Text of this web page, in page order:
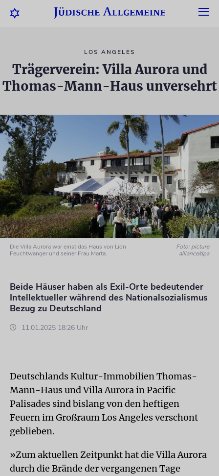
LOS ANGELES
Trägerverein: Villa Aurora und
Thomas-Mann-Haus unversehrt
Die Villa Aurora war einst das Haus von Lion
Feuchtwanger und seiner Frau Marta.
Foto: picture
alliance/dpa
Beide Häuser haben als Exil-Orte bedeutender
Intellektueller während des Nationalsozialismus
Bezug zu Deutschland
11.01.2025 18:26 Uhr
Deutschlands Kultur-Immobilien Thomas-
Mann-Haus und Villa Aurora in Pacific
Palisades sind bislang von den heftigen
Feuern im Großraum Los Angeles verschont
geblieben.
»Zum aktuellen Zeitpunkt hat die Villa Aurora
durch die Brände der vergangenen Tage